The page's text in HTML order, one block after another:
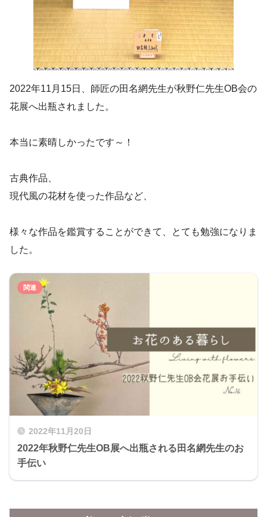
2022年11月15日、師匠の田名網先生が秋野仁先生OB会の
花展へ出瓶されました。
本当に素晴しかったです～！
古典作品、
現代風の花材を使った作品など、
様々な作品を鑑賞することができて、とても勉強になりま
した。
2022年11月20日
2022年秋野仁先生OB展へ出瓶される田名網先生のお
手伝い